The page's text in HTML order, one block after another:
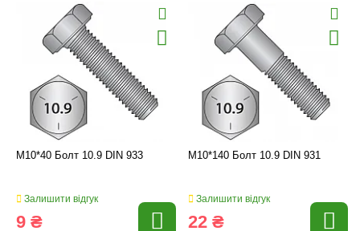
M10*40 Болт 10.9 DIN 933
Залишити відгук
9 ₴
M10*140 Болт 10.9 DIN 931
Залишити відгук
22 ₴